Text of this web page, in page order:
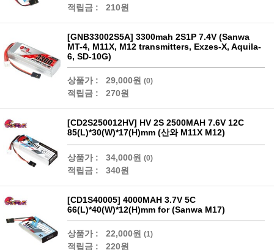
적립금 : 210원
[GNB33002S5A] 3300mah 2S1P 7.4V (Sanwa
MT-4, M11X, M12 transmitters, Exzes-X, Aquila-
6, SD-10G)
상품가 : 29,000원 (0)
적립금 : 270원
[CD2S250012HV] HV 2S 2500MAH 7.6V 12C
85(L)*30(W)*17(H)mm (산와 M11X M12)
상품가 : 34,000원 (0)
적립금 : 340원
[CD1S40005] 4000MAH 3.7V 5C
66(L)*40(W)*12(H)mm for (Sanwa M17)
상품가 : 22,000원 (1)
적립금 : 220원